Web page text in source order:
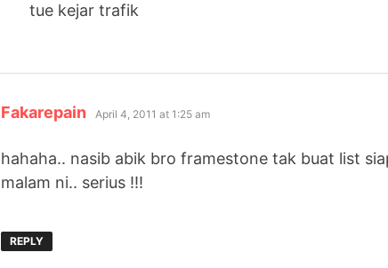
tue kejar trafik
Fakarepain says:
April 4, 2011 at 1:25 am
hahaha.. nasib abik bro framestone tak buat list
malam ni.. serius !!!
REPLY